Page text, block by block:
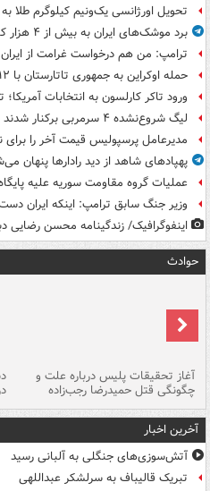
تحویل اورژانسی یک‌ونیم کیلوگرم طلا
برد موشک‌های ایران به بیش از ۴ هزار کیلومتر رسیده!
ترامپ: من هم درخواست غرامت از ایران
حمله اوکراین به جمهوری تاتارستان با ۱۲ کشته و ۳۹ زخمی
ورود تاکر کارلسون به انتخابات
لیگ شروع‌نشده ۴ سرمربی برکنار شدند
مدیرعامل پرسپولیس قیمت آخر را
پهپادهای شاهد از دید رادارها پنهان
عملیات گروه مقاومت سوریه علیه
وزیر جنگ سابق ترامپ: اینکه ایران دست
اینفوگرافیک/ زندگینامه محسن رضایی
حوادث
آغاز تحقیقات پلیس درباره علت و
چگونگی قتل حمیدرضا رجب‌زاده
آخرین اخبار
آتش‌سوزی‌های جنگلی به آلبانی رسید
تبریک قالیباف به سرلشکر عبداللهی